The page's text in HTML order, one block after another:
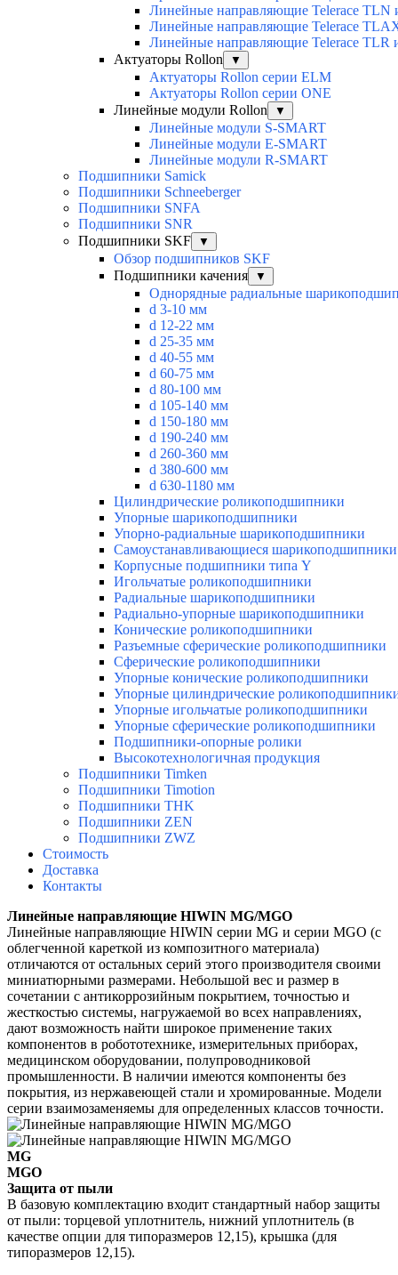
Линейные направляющие Telerace TLN
Линейные направляющие Telerace
Линейные направляющие Telerace TLR
Актуаторы Rollon
▼
Актуаторы Rollon серии ELM
Актуаторы Rollon серии ONE
Линейные модули Rollon
▼
Линейные модули S-SMART
Линейные модули E-SMART
Линейные модули R-SMART
Подшипники Samick
Подшипники Schneeberger
Подшипники SNFA
Подшипники SNR
Подшипники SKF
▼
Обзор подшипников SKF
Подшипники качения
▼
Однорядные радиальные
d 3-10 мм
d 12-22 мм
d 25-35 мм
d 40-55 мм
d 60-75 мм
d 80-100 мм
d 105-140 мм
d 150-180 мм
d 190-240 мм
d 260-360 мм
d 380-600 мм
d 630-1180 мм
Цилиндрические роликоподшипники
Упорные шарикоподшипники
Упорно-радиальные шарикоподшипники
Самоустанавливающиеся шарикоподшипники
Корпусные подшипники типа Y
Игольчатые роликоподшипники
Радиальные шарикоподшипники
Радиально-упорные шарикоподшипники
Конические роликоподшипники
Разъемные сферические роликоподшипники
Сферические роликоподшипники
Упорные конические роликоподшипники
Упорные цилиндрические
Упорные игольчатые роликоподшипники
Упорные сферические роликоподшипники
Подшипники-опорные ролики
Высокотехнологичная продукция
Подшипники Timken
Подшипники Timotion
Подшипники THK
Подшипники ZEN
Подшипники ZWZ
Стоимость
Доставка
Контакты
Линейные направляющие HIWIN MG/MGO
Линейные направляющие HIWIN серии MG и серии MGO (с
облегченной кареткой из композитного материала)
отличаются от остальных серий этого производителя своими
миниатюрными размерами. Небольшой вес и размер в
сочетании с антикоррозийным покрытием, точностью и
жесткостью системы, нагружаемой во всех направлениях,
дают возможность найти широкое применение таких
компонентов в робототехнике, измерительных приборах,
медицинском оборудовании, полупроводниковой
промышленности. В наличии имеются компоненты без
покрытия, из нержавеющей стали и хромированные. Модели
серии взаимозаменяемы для определенных классов точности.
MG
MGO
Защита от пыли
В базовую комплектацию входит стандартный набор защиты
от пыли: торцевой уплотнитель, нижний уплотнитель (в
качестве опции для типоразмеров 12,15), крышка (для
типоразмеров 12,15).